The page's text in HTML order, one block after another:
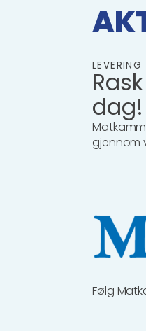
LEVERING
dag!
gjennom
Følg